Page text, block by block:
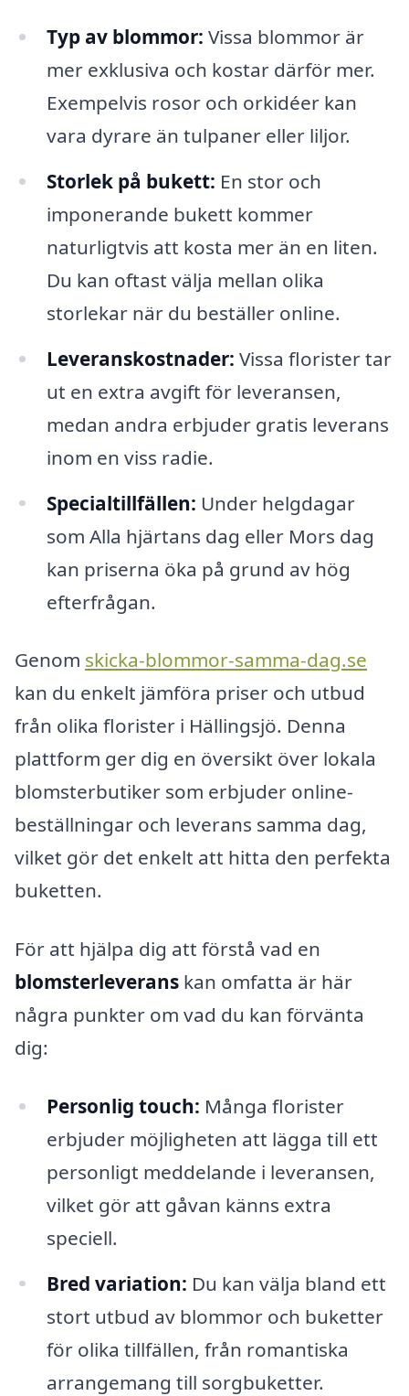
Typ av blommor: Vissa blommor är
mer exklusiva och kostar därför mer.
Exempelvis rosor och orkidéer kan
vara dyrare än tulpaner eller liljor.
Storlek på bukett: En stor och
imponerande bukett kommer
naturligtvis att kosta mer än en liten.
Du kan oftast välja mellan olika
storlekar när du beställer online.
Leveranskostnader: Vissa florister tar
ut en extra avgift för leveransen,
medan andra erbjuder gratis leverans
inom en viss radie.
Specialtillfällen: Under helgdagar
som Alla hjärtans dag eller Mors dag
kan priserna öka på grund av hög
efterfrågan.
Genom skicka-blommor-samma-dag.se
kan du enkelt jämföra priser och utbud
från olika florister i Hällingsjö. Denna
plattform ger dig en översikt över lokala
blomsterbutiker som erbjuder online-
beställningar och leverans samma dag,
vilket gör det enkelt att hitta den perfekta
buketten.
För att hjälpa dig att förstå vad en
blomsterleverans kan omfatta är här
några punkter om vad du kan förvänta
dig:
Personlig touch: Många florister
erbjuder möjligheten att lägga till ett
personligt meddelande i leveransen,
vilket gör att gåvan känns extra
speciell.
Bred variation: Du kan välja bland ett
stort utbud av blommor och buketter
för olika tillfällen, från romantiska
arrangemang till sorgbuketter.